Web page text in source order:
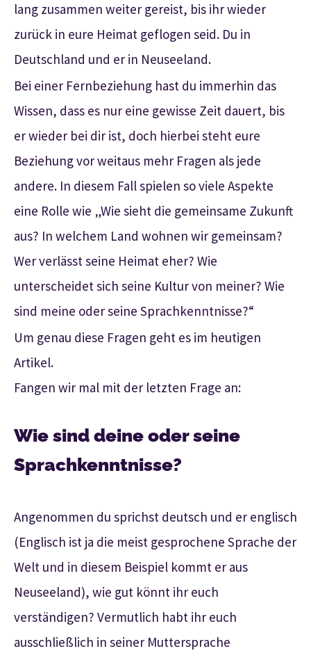
lang zusammen weiter gereist, bis ihr wieder
zurück in eure Heimat geflogen seid. Du in
Deutschland und er in Neuseeland.
Bei einer Fernbeziehung hast du immerhin das
Wissen, dass es nur eine gewisse Zeit dauert, bis
er wieder bei dir ist, doch hierbei steht eure
Beziehung vor weitaus mehr Fragen als jede
andere. In diesem Fall spielen so viele Aspekte
eine Rolle wie „Wie sieht die gemeinsame Zukunft
aus? In welchem Land wohnen wir gemeinsam?
Wer verlässt seine Heimat eher? Wie
unterscheidet sich seine Kultur von meiner? Wie
sind meine oder seine Sprachkenntnisse?“
Um genau diese Fragen geht es im heutigen
Artikel.
Fangen wir mal mit der letzten Frage an:
Wie sind deine oder seine
Sprachkenntnisse?
Angenommen du sprichst deutsch und er englisch
(Englisch ist ja die meist gesprochene Sprache der
Welt und in diesem Beispiel kommt er aus
Neuseeland), wie gut könnt ihr euch
verständigen? Vermutlich habt ihr euch
ausschließlich in seiner Muttersprache